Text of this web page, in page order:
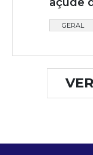
GERAL